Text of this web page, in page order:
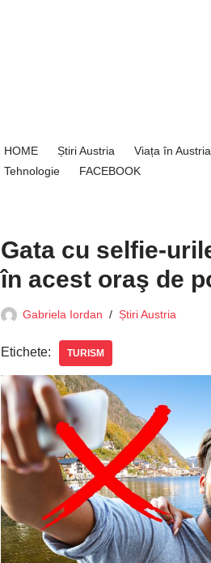
HOME Știri Austria Viața în Austria
Tehnologie
FACEBOOK
Gata cu selfie-
în acest oraş de
Gabriela Iordan Știri Austria
Etichete: TURISM